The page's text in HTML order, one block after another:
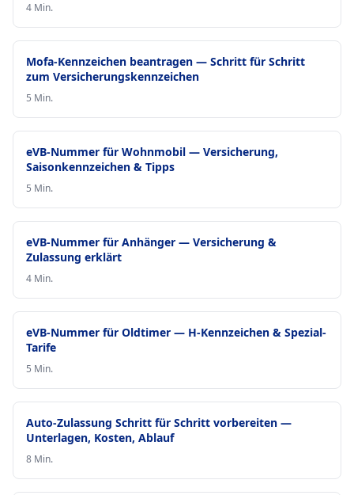
4 Min.
Mofa-Kennzeichen beantragen — Schritt für Schritt
zum Versicherungskennzeichen
5 Min.
eVB-Nummer für Wohnmobil — Versicherung,
Saisonkennzeichen & Tipps
5 Min.
eVB-Nummer für Anhänger — Versicherung &
Zulassung erklärt
4 Min.
eVB-Nummer für Oldtimer — H-Kennzeichen & Spezial-
Tarife
5 Min.
Auto-Zulassung Schritt für Schritt vorbereiten —
Unterlagen, Kosten, Ablauf
8 Min.